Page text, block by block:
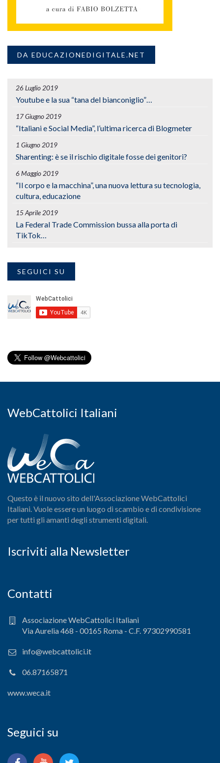
DA EDUCAZIONEDIGITALE.NET
26 Luglio 2019
Youtube e la sua “tana del bianconiglio”…
17 Giugno 2019
“Italiani e Social Media”, l’ultima ricerca di Blogmeter
1 Giugno 2019
Sharenting: è se il rischio digitale fosse dei genitori?
6 Maggio 2019
“Il corpo e la macchina”, una nuova lettura su tecnologia,
cultura, educazione
15 Aprile 2019
La Federal Trade Commission bussa alla porta di
TikTok…
SEGUICI SU
WebCattolici Italiani
Questo è il nuovo sito dell'Associazione WebCattolici
Italiani. Vuole essere un luogo di scambio e di condivisione
per tutti gli amanti degli strumenti digitali.
Iscriviti alla Newsletter
Contatti
Associazione WebCattolici Italiani
Via Aurelia 468 - 00165 Roma - C.F. 97302990581
info@webcattolici.it
06.87165871
www.weca.it
Seguici su